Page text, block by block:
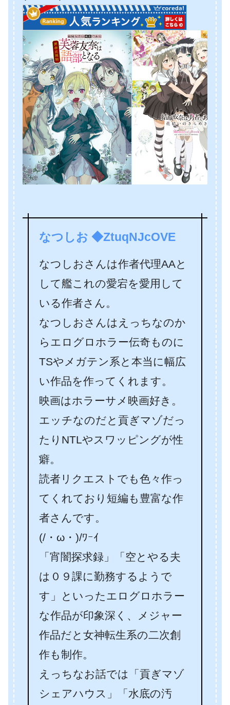
なつしお ◆ZtuqNJcOVE
なつしおさんは作者代理AAと
して艦これの愛宕を愛用して
いる作者さん。
なつしおさんはえっちなのか
らエログロホラー伝奇ものに
TSやメガテン系と本当に幅広
い作品を作ってくれます。
映画はホラーサメ映画好き。
エッチなのだと貢ぎマゾだっ
たりNTLやスワッピングが性
癖。
読者リクエストでも色々作っ
てくれており短編も豊富な作
者さんです。
(/・ω・)/ﾜｰｲ
「宵闇探求録」「空とやる夫
は０９課に勤務するようで
す」といったエログロホラー
な作品が印象深く、メジャー
作品だと女神転生系の二次創
作も制作。
えっちなお話では「貢ぎマゾ
シェアハウス」「水底の汚